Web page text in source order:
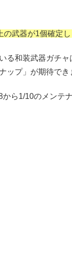
武器が1個確定し
る和装武器ガチ
ップ」が期待でき
から1/10のメンテ